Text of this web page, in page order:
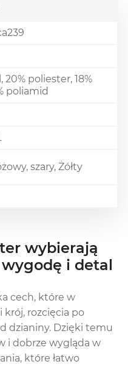
20% poliester, 18%
poliamid
szary, Żółty
wybierają
i detal
cech, które w
krój, rozcięcia po
dzianiny. Dzięki temu
i dobrze wygląda w
które łatwo